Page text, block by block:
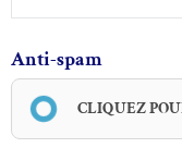
Anti-spam
CLIQUEZ